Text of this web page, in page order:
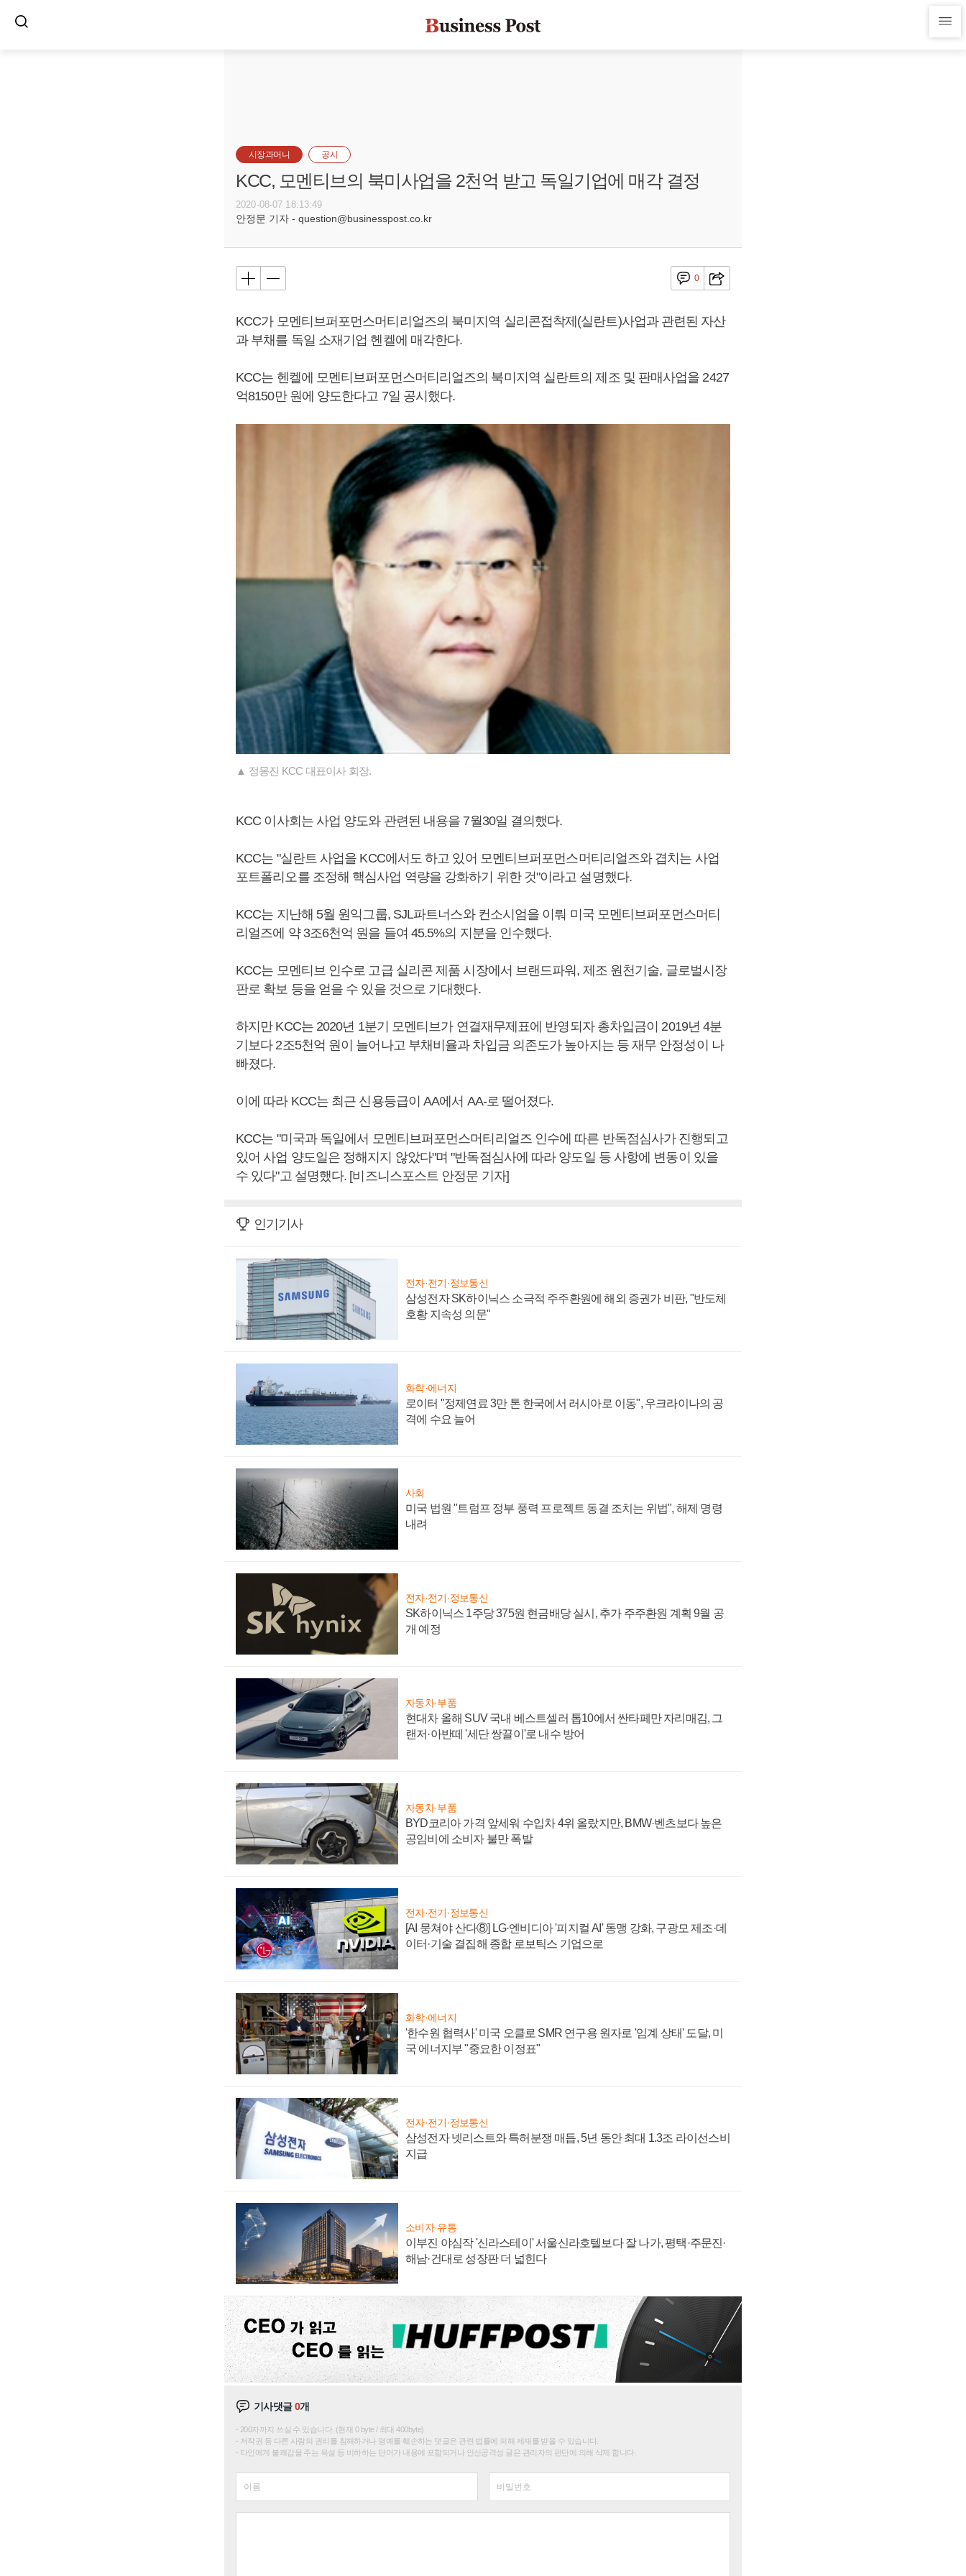
시장과머니 공시
KCC, 모멘티브의 북미사업을 2천억 받고 독일기업에 매각 결정
2020-08-07 18:13:49
안정문 기자 - question@businesspost.co.kr
0
KCC가 모멘티브퍼포먼스머티리얼즈의 북미지역 실리콘접착제(실란트)사업과 관련된 자산
과 부채를 독일 소재기업 헨켈에 매각한다.
KCC는 헨켈에 모멘티브퍼포먼스머티리얼즈의 북미지역 실란트의 제조 및 판매사업을 2427
억8150만 원에 양도한다고 7일 공시했다.
▲ 정몽진 KCC 대표이사 회장.
KCC 이사회는 사업 양도와 관련된 내용을 7월30일 결의했다.
KCC는 "실란트 사업을 KCC에서도 하고 있어 모멘티브퍼포먼스머티리얼즈와 겹치는 사업
포트폴리오를 조정해 핵심사업 역량을 강화하기 위한 것"이라고 설명했다.
KCC는 지난해 5월 원익그룹, SJL파트너스와 컨소시엄을 이뤄 미국 모멘티브퍼포먼스머티
리얼즈에 약 3조6천억 원을 들여 45.5%의 지분을 인수했다.
KCC는 모멘티브 인수로 고급 실리콘 제품 시장에서 브랜드파워, 제조 원천기술, 글로벌시장
판로 확보 등을 얻을 수 있을 것으로 기대했다.
하지만 KCC는 2020년 1분기 모멘티브가 연결재무제표에 반영되자 총차입금이 2019년 4분
기보다 2조5천억 원이 늘어나고 부채비율과 차입금 의존도가 높아지는 등 재무 안정성이 나
빠졌다.
이에 따라 KCC는 최근 신용등급이 AA에서 AA-로 떨어졌다.
KCC는 "미국과 독일에서 모멘티브퍼포먼스머티리얼즈 인수에 따른 반독점심사가 진행되고
있어 사업 양도일은 정해지지 않았다"며 "반독점심사에 따라 양도일 등 사항에 변동이 있을
수 있다"고 설명했다. [비즈니스포스트 안정문 기자]
인기기사
전자·전기·정보통신
삼성전자 SK하이닉스 소극적 주주환원에 해외 증권가 비판, "반도체
호황 지속성 의문"
화학·에너지
로이터 "정제연료 3만 톤 한국에서 러시아로 이동", 우크라이나의 공
격에 수요 늘어
사회
미국 법원 "트럼프 정부 풍력 프로젝트 동결 조치는 위법", 해제 명령
내려
전자·전기·정보통신
SK하이닉스 1주당 375원 현금배당 실시, 추가 주주환원 계획 9월 공
개 예정
자동차·부품
현대차 올해 SUV 국내 베스트셀러 톱10에서 싼타페만 자리매김, 그
랜저·아반떼 '세단 쌍끌이'로 내수 방어
자동차·부품
BYD코리아 가격 앞세워 수입차 4위 올랐지만, BMW·벤츠보다 높은
공임비에 소비자 불만 폭발
전자·전기·정보통신
[AI 뭉쳐야 산다⑧] LG·엔비디아 '피지컬 AI' 동맹 강화, 구광모 제조·데
이터·기술 결집해 종합 로보틱스 기업으로
화학·에너지
'한수원 협력사' 미국 오클로 SMR 연구용 원자로 '임계 상태' 도달, 미
국 에너지부 "중요한 이정표"
전자·전기·정보통신
삼성전자 넷리스트와 특허분쟁 매듭, 5년 동안 최대 1.3조 라이선스비
지급
소비자·유통
이부진 야심작 '신라스테이' 서울신라호텔보다 잘 나가, 평택·주문진·
해남·건대로 성장판 더 넓힌다
기사댓글0개
200자까지 쓰실 수 있습니다. (현재 0 byte / 최대 400byte)
저작권 등 다른 사람의 권리를 침해하거나 명예를 훼손하는 댓글은 관련 법률에 의해 제재를 받을 수 있습니다.
타인에게 불쾌감을 주는 욕설 등 비하하는 단어가 내용에 포함되거나 인신공격성 글은 관리자의 판단에 의해 삭제 합니다.